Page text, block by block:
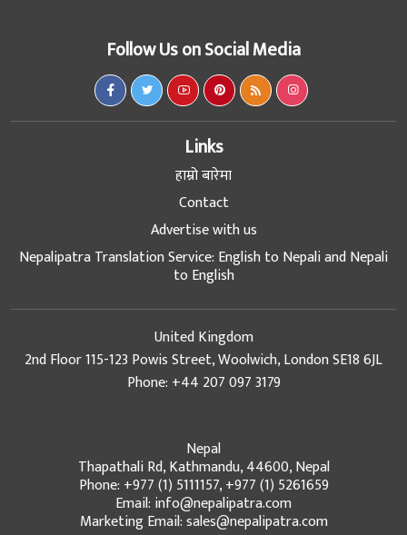
Follow Us on Social Media
Links
हाम्रो बारेमा
Contact
Advertise with us
Nepalipatra Translation Service: English to Nepali and Nepali
to English
United Kingdom
2nd Floor 115-123 Powis Street, Woolwich, London SE18 6JL
Phone: +44 207 097 3179
Nepal
Thapathali Rd, Kathmandu, 44600, Nepal
Phone: +977 (1) 5111157, +977 (1) 5261659
Email: info@nepalipatra.com
Marketing Email: sales@nepalipatra.com